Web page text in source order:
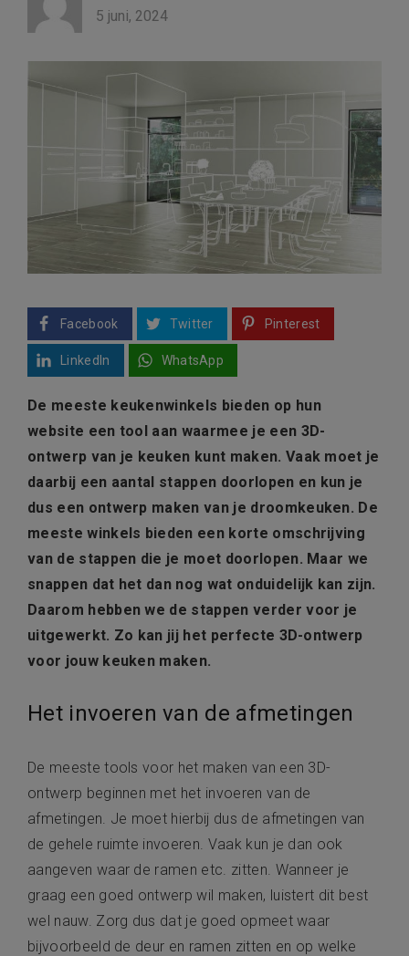
5 juni, 2024
Facebook Twitter Pinterest
LinkedIn WhatsApp
De meeste keukenwinkels bieden op hun
website een tool aan waarmee je een 3D-
ontwerp van je keuken kunt maken. Vaak moet je
daarbij een aantal stappen doorlopen en kun je
dus een ontwerp maken van je droomkeuken. De
meeste winkels bieden een korte omschrijving
van de stappen die je moet doorlopen. Maar we
snappen dat het dan nog wat onduidelijk kan zijn.
Daarom hebben we de stappen verder voor je
uitgewerkt. Zo kan jij het perfecte 3D-ontwerp
voor jouw keuken maken.
Het invoeren van de afmetingen
De meeste tools voor het maken van een 3D-
ontwerp beginnen met het invoeren van de
afmetingen. Je moet hierbij dus de afmetingen van
de gehele ruimte invoeren. Vaak kun je dan ook
aangeven waar de ramen etc. zitten. Wanneer je
graag een goed ontwerp wil maken, luistert dit best
wel nauw. Zorg dus dat je goed opmeet waar
bijvoorbeeld de deur en ramen zitten en op welke